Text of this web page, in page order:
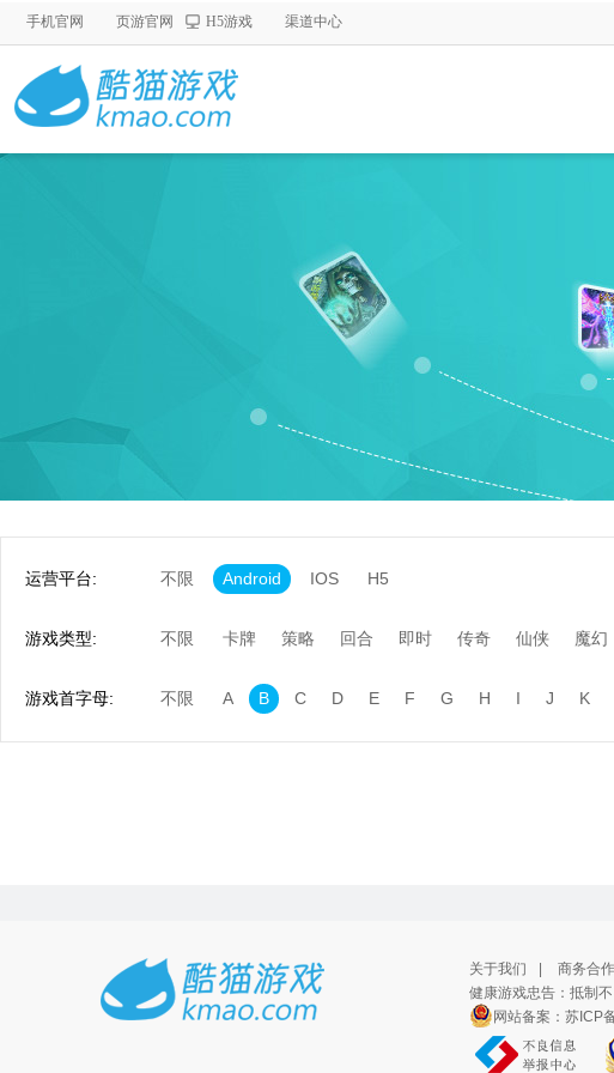
手机官网 页游官网 H5游戏 渠道中心
运营平台: 不限 Android IOS H5
游戏类型: 不限 卡牌 策略 回合 即时 传奇 仙侠 魔幻
游戏首字母: 不限 A B C D E F G H I J K
关于我们 商务合作
健康游戏忠告：抵制
网站备案： 苏ICP